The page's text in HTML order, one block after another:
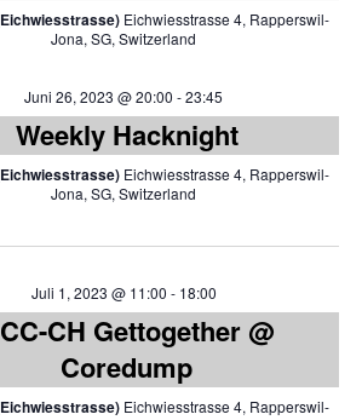
Eichwiesstrasse 4, Rapperswil-
Jona, SG, Switzerland
Juni 26, 2023 @ 20:00 -23:45
Weekly Hacknight
Eichwiesstrasse 4, Rapperswil-
Jona, SG, Switzerland
Juli 1, 2023 @ 11:00 - 18:00
CH Gettogether @
Coredump
Eichwiesstrasse 4, Rapperswil-